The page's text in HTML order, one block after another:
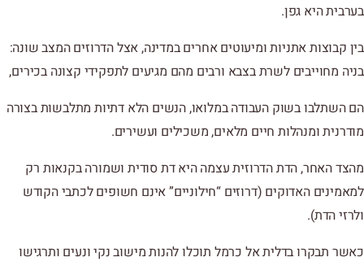
בערבית היא גפן.
בין קבוצות אתניות ומיעוטים אחרים במדינה, אצל הדרוזים המצב שונה:
בניה מחוייבים לשרת בצבא ורבים מהם מגיעים לתפקידי קצונה בכירים,
הם השתלבו בשוק העבודה במלואו, הנשים הלא דתיות מתלבשות בצורה
מודרנית ומנהלות חיים מלאים, משכילים ועשירים.
מהצד האחר, הדת הדרוזית עצמה היא דת סודית ושמורה בקנאות רק
למאמינים האדוקים (דרוזים “חילוניים” אינם חשופים לכתבי הקודש
ולרזי הדת).
כאשר תבקרו בדלית אל כרמל תוכלו להנות מישוב נקי ונעים ותרגישו